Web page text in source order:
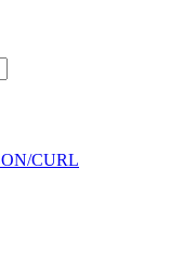
CURL